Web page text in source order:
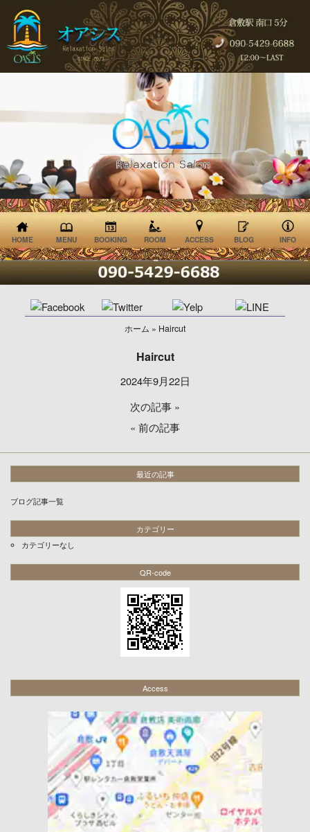
HOME MENU BOOKING ROOM ACCESS BLOG INFO
ホーム » Haircut
Haircut
2024年9月22日
次の記事 »
« 前の記事
最近の記事
ブログ記事一覧
カテゴリー
カテゴリーなし
QR-code
Access